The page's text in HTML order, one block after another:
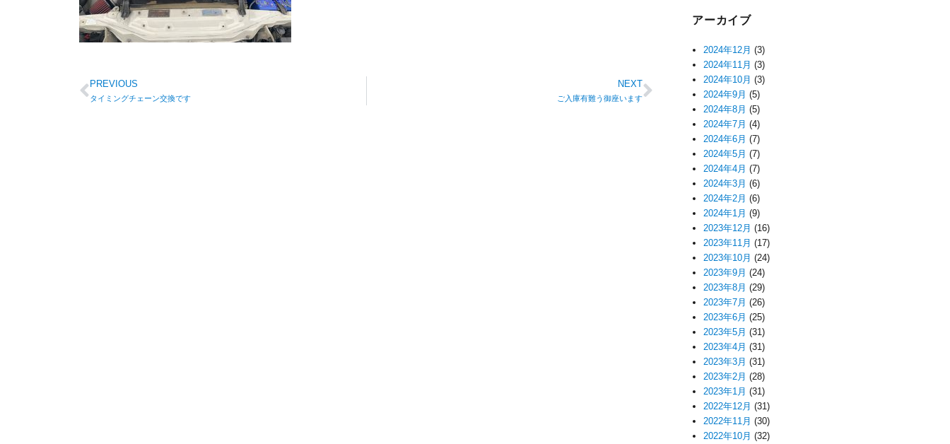
PREVIOUS
タイミングチェーン交換です
NEXT
ご入庫有難う御座います
アーカイブ
2024年12月 (3)
2024年11月 (3)
2024年10月 (3)
2024年9月 (5)
2024年8月 (5)
2024年7月 (4)
2024年6月 (7)
2024年5月 (7)
2024年4月 (7)
2024年3月 (6)
2024年2月 (6)
2024年1月 (9)
2023年12月 (16)
2023年11月 (17)
2023年10月 (24)
2023年9月 (24)
2023年8月 (29)
2023年7月 (26)
2023年6月 (25)
2023年5月 (31)
2023年4月 (31)
2023年3月 (31)
2023年2月 (28)
2023年1月 (31)
2022年12月 (31)
2022年11月 (30)
2022年10月 (32)